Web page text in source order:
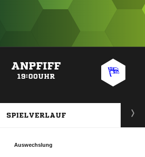
ANPFIFF
19:00UHR
SPIELVERLAUF
Auswechslung